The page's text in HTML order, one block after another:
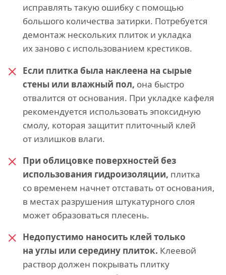
исправлять такую ошибку с помощью
большого количества затирки. Потребуется
демонтаж нескольких плиток и укладка
их заново с использованием крестиков.
Если плитка была наклеена на сырые
стены или влажный пол, она быстро
отвалится от основания. При укладке кафеля
рекомендуется использовать эпоксидную
смолу, которая защитит плиточный клей
от излишков влаги.
При облицовке поверхностей без
использования гидроизоляции, плитка
со временем начнет отставать от основания,
в местах разрушения штукатурного слоя
может образоваться плесень.
Недопустимо наносить клей только
на углы или середину плиток. Клеевой
раствор должен покрывать плитку